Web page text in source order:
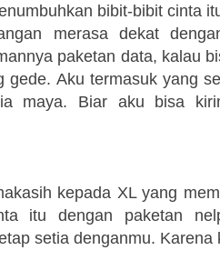
bibit-bibit cinta
merasa dekat
paketan data, kalau
gede. Aku termasuk yang
maya. Biar aku bisa
kepada XL yang
itu dengan paketan
setia denganmu. Karena